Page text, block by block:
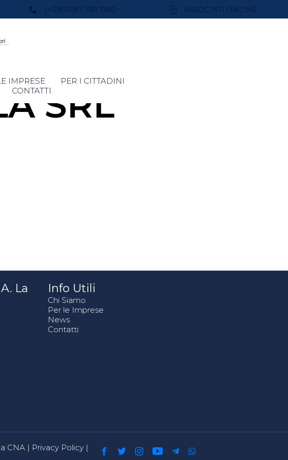
(+39) 0187 598 080 ASSOCIATI ONLINE
IMPRESE
PER I CITTADINI
CONTATTISRL
La
Info Utili
Chi Siamo
Per le Imprese
News
Contatti
CNA | Privacy Policy |